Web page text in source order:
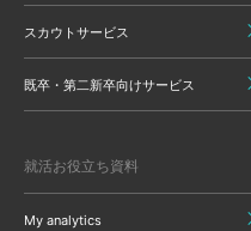
スカウトサービス
既卒・第二新卒向けサービス
就活お役立ち資料
My analytics